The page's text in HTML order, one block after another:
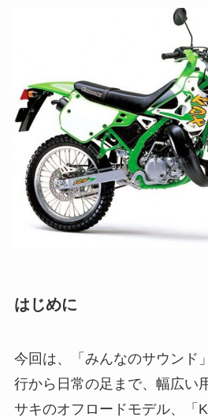
はじめに
今回は、「みんなのサウンド
行から日常の足まで、幅広い
サキのオフロードモデル、「